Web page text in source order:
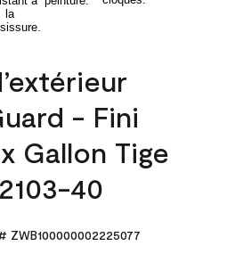
- Fini
Gallon Tige
40
ZWB100000002225077